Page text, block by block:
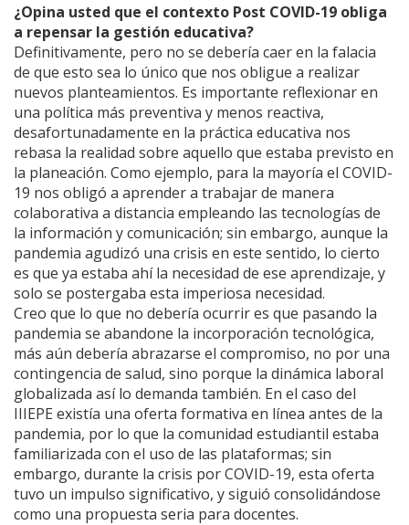
¿Opina usted que el contexto Post COVID-19 obliga
a repensar la gestión educativa?
Definitivamente, pero no se debería caer en la falacia
de que esto sea lo único que nos obligue a realizar
nuevos planteamientos. Es importante reflexionar en
una política más preventiva y menos reactiva,
desafortunadamente en la práctica educativa nos
rebasa la realidad sobre aquello que estaba previsto en
la planeación. Como ejemplo, para la mayoría el COVID-
19 nos obligó a aprender a trabajar de manera
colaborativa a distancia empleando las tecnologías de
la información y comunicación; sin embargo, aunque la
pandemia agudizó una crisis en este sentido, lo cierto
es que ya estaba ahí la necesidad de ese aprendizaje, y
solo se postergaba esta imperiosa necesidad.
Creo que lo que no debería ocurrir es que pasando la
pandemia se abandone la incorporación tecnológica,
más aún debería abrazarse el compromiso, no por una
contingencia de salud, sino porque la dinámica laboral
globalizada así lo demanda también. En el caso del
IIIEPE existía una oferta formativa en línea antes de la
pandemia, por lo que la comunidad estudiantil estaba
familiarizada con el uso de las plataformas; sin
embargo, durante la crisis por COVID-19, esta oferta
tuvo un impulso significativo, y siguió consolidándose
como una propuesta seria para docentes.